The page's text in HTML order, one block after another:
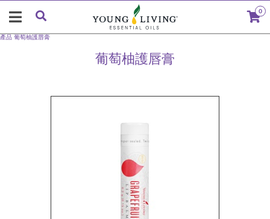
0
葡萄柚護唇膏
產品 葡萄柚護唇膏